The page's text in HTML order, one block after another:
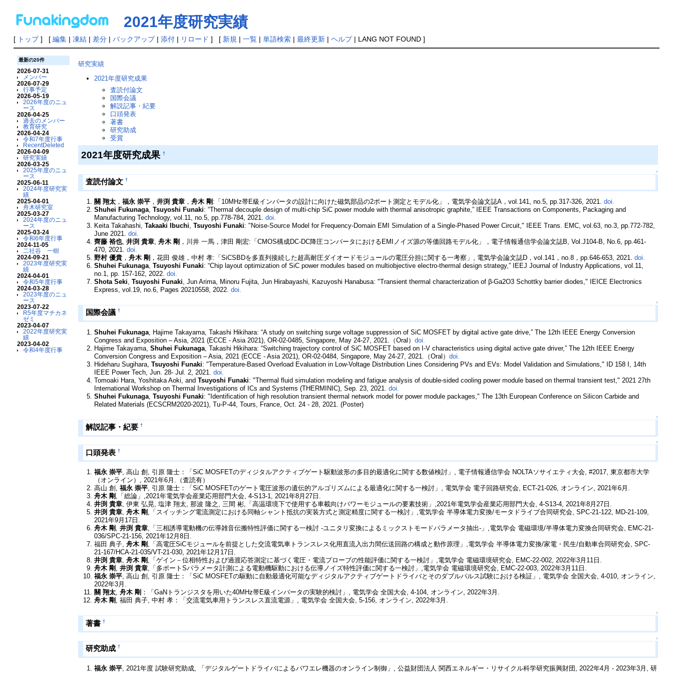
2021年度研究実績
[ トップ] [ 編集| 凍結| 差分| バックアップ| 添付| リロード ] [ 新規 | 一覧| 単語検索| 最終更新| ヘルプ| LANG NOT FOUND ]
最新の20件
2026-07-31
メンバー
2026-07-29
行事予定
2026-05-19
2026年度のニュ
ース
2026-04-25
過去のメンバー
教育研究
2026-04-24
令和7年度行事
RecentDeleted
2026-04-09
研究実績
2026-03-25
2025年度のニュ
ース
2025-06-11
2024年度研究実
績
2025-04-01
舟木研究室
2025-03-27
2024年度のニュ
ース
2025-03-24
令和6年度行事
2024-11-05
二社谷 一樹
2024-09-21
2023年度研究実
績
2024-04-01
令和5年度行事
2024-03-28
2023年度のニュ
ース
2023-07-22
R5年度マチカネ
ゼミ
2023-04-07
2022年度研究実
績
2023-04-02
令和4年度行事
研究実績
2021年度研究成果
査読付論文
国際会議
解説記事・紀要
口頭発表
著書
研究助成
受賞
2021年度研究成果†
↑
査読付論文 †
關 翔太 ，福永 崇平 ，井渕 貴章 ，舟木 剛 :「10MHz帯E級インバータの設計に向けた磁気部品の2ポート測定とモデル化」，電気学会論文誌A，vol.141, no.5, pp.317-326, 2021.doi.
Shuhei Fukunaga ,Tsuyoshi Funaki: “Thermal decouple design of multi-chip SiC power module with thermal anisotropic graphite,” IEEE Transactions on Components, Packaging and
Manufacturing Technology, vol.11, no.5, pp.778-784, 2021.doi.
Keita Takahashi,Takaaki Ibuchi ,Tsuyoshi Funaki: "Noise-Source Model for Frequency-Domain EMI Simulation of a Single-Phased Power Circuit," IEEE Trans. EMC, vol.63, no.3, pp.772-782,
June 2021.doi.
齊藤 裕也,井渕 貴章 ,舟木 剛 ，川井 一馬，津田 剛宏:「CMOS構成DC-DC降圧コンバータにおけるEMIノイズ源の等価回路モデル化」，電子情報通信学会論文誌B, Vol.J104-B, No.6, pp.461-
470, 2021.doi.
野村 優貴 ，舟木 剛 ，花田 俊雄，中村 孝:「SiCSBDを多直列接続した超高耐圧ダイオードモジュールの電圧分担に関する一考察」, 電気学会論文誌D，vol.141，no.8，pp.646-653, 2021.doi.
Shuhei Fukunaga ,Tsuyoshi Funaki: “Chip layout optimization of SiC power modules based on multiobjective electro-thermal design strategy,” IEEJ Journal of Industry Applications, vol.11,
no.1, pp. 157-162, 2022.doi.
Shota Seki ,Tsuyoshi Funaki , Jun Arima, Minoru Fujita, Jun Hirabayashi, Kazuyoshi Hanabusa: "Transient thermal characterization of β-Ga2O3 Schottky barrier diodes," IEICE Electronics
Express, vol.19, no.6, Pages 20210558, 2022.doi.
↑
国際会議 †
Shuhei Fukunaga , Hajime Takayama, Takashi Hikihara: “A study on switching surge voltage suppression of SiC MOSFET by digital active gate drive,” The 12th IEEE Energy Conversion
Congress and Exposition – Asia, 2021 (ECCE - Asia 2021), OR-02-0485, Singapore, May 24-27, 2021.（Oral）doi.
Hajime Takayama,Shuhei Fukunaga , Takashi Hikihara: “Switching trajectory control of SiC MOSFET based on I-V characteristics using digital active gate driver,” The 12th IEEE Energy
Conversion Congress and Exposition – Asia, 2021 (ECCE - Asia 2021), OR-02-0484, Singapore, May 24-27, 2021.（Oral）doi.
Hideharu Sugihara,Tsuyoshi Funaki: "Temperature-Based Overload Evaluation in Low-Voltage Distribution Lines Considering PVs and EVs: Model Validation and Simulations," ID 158 I, 14th
IEEE Power Tech, Jun. 28- Jul. 2, 2021.doi.
Tomoaki Hara, Yoshitaka Aoki, andTsuyoshi Funaki: "Thermal fluid simulation modeling and fatigue analysis of double-sided cooling power module based on thermal transient test," 2021 27th
International Workshop on Thermal Investigations of ICs and Systems (THERMINIC), Sep. 23, 2021.doi.
Shuhei Fukunaga ,Tsuyoshi Funaki: "Identification of high resolution transient thermal network model for power module packages," The 13th European Conference on Silicon Carbide and
Related Materials (ECSCRM2020-2021), Tu-P-44, Tours, France, Oct. 24 - 28, 2021. (Poster)
↑
解説記事・紀要 †
↑
口頭発表 †
福永 崇平, 高山 創, 引原 隆士：「SiC MOSFETのディジタルアクティブゲート駆動波形の多目的最適化に関する数値検討」, 電子情報通信学会 NOLTAソサイエティ大会, #2017, 東京都市大学
（オンライン）, 2021年6月.（査読有）
高山 創,福永 崇平, 引原 隆士：「SiC MOSFETのゲート電圧波形の遺伝的アルゴリズムによる最適化に関する一検討」, 電気学会 電子回路研究会, ECT-21-026, オンライン, 2021年6月.
舟木 剛 ,「総論」,2021年電気学会産業応用部門大会, 4-S13-1, 2021年8月27日.
井渕 貴章, 伊東 弘晃, 塩津 翔太, 那波 隆之, 三間 彬,「高温環境下で使用する車載向けパワーモジュールの要素技術」,2021年電気学会産業応用部門大会, 4-S13-4, 2021年8月27日.
井渕 貴章,舟木 剛 ,「スイッチング電流測定における同軸シャント抵抗の実装方式と測定精度に関する一検討」,電気学会 半導体電力変換/モータドライブ合同研究会, SPC-21-122, MD-21-109,
2021年9月17日.
舟木 剛 ,井渕 貴章,「三相誘導電動機の伝導雑音伝搬特性評価に関する一検討 -ユニタリ変換によるミックストモードパラメータ抽出-」,電気学会 電磁環境/半導体電力変換合同研究会, EMC-21-
036/SPC-21-156, 2021年12月8日.
福田 典子,舟木 剛 ,「高電圧SiCモジュールを前提とした交流電気車トランスレス化用直流入出力間伝送回路の構成と動作原理」,電気学会 半導体電力変換/家電・民生/自動車合同研究会, SPC-
21-167/HCA-21-035/VT-21-030, 2021年12月17日.
井渕 貴章,舟木 剛 ,「ゲイン－位相特性および過渡応答測定に基づく電圧・電流プローブの性能評価に関する一検討」,電気学会 電磁環境研究会, EMC-22-002, 2022年3月11日.
舟木 剛 ,井渕 貴章,「多ポートSパラメータ計測による電動機駆動における伝導ノイズ特性評価に関する一検討」,電気学会 電磁環境研究会, EMC-22-003, 2022年3月11日.
福永 崇平, 高山 創, 引原 隆士：「SiC MOSFETの駆動に自動最適化可能なディジタルアクティブゲートドライバとそのダブルパルス試験における検証」, 電気学会 全国大会, 4-010, オンライン,
2022年3月.
關 翔太,舟木 剛 ：「GaNトランジスタを用いた40MHz帯E級インバータの実験的検討」, 電気学会 全国大会, 4-104, オンライン, 2022年3月.
舟木 剛 , 福田 典子, 中村 孝：「交流電気車用トランスレス直流電源」, 電気学会 全国大会, 5-156, オンライン, 2022年3月.
↑
著書 †
↑
研究助成 †
福永 崇平 , 2021年度 試験研究助成, 「デジタルゲートドライバによるパワエレ機器のオンライン制御」, 公益財団法人 関西エネルギー・リサイクル科学研究振興財団, 2022年4月 - 2023年3月, 研